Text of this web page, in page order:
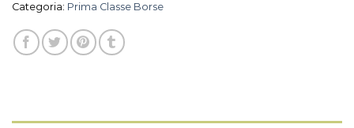
Categoria: Prima Classe Borse